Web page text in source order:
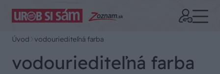
Úvod vodouriediteľná farba
vodouriediteľná farba